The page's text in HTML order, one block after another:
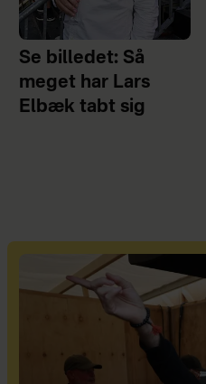
Se billedet: Så
meget har Lars
Elbæk tabt sig